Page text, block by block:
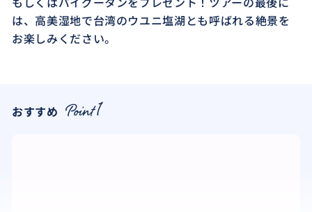
もしくはパイグータンをプレゼント！ツアーの最後に
は、高美湿地で台湾のウユニ塩湖とも呼ばれる絶景を
お楽しみください。
おすすめ